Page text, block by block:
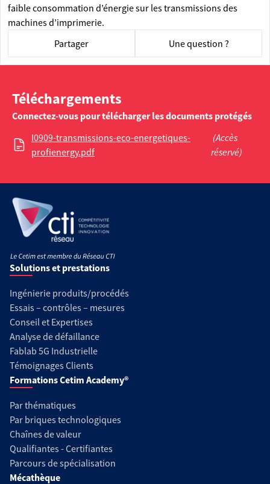
faible consommation d’énergie sur les transmissions des
machines d’imprimerie.
Partager
Une question ?
Téléchargements
Connectez-vous pour télécharger les documents protégés
I0909-transmissions-eco-energetiques-
profienergy.pdf
(Accès
réservé)
Solutions et prestations
Ingénierie produits/procédés
Essais – contrôles – mesures
Conseil et Expertises
Analyse de défaillance
Fablab 5G Industrielle
Témoignages Clients
Formations Cetim Academy®
Par thématiques
Par briques technologiques
Chaînes de valeur
Qualifiantes - Certifiantes
Parcours de spécialisation
Mécathèque